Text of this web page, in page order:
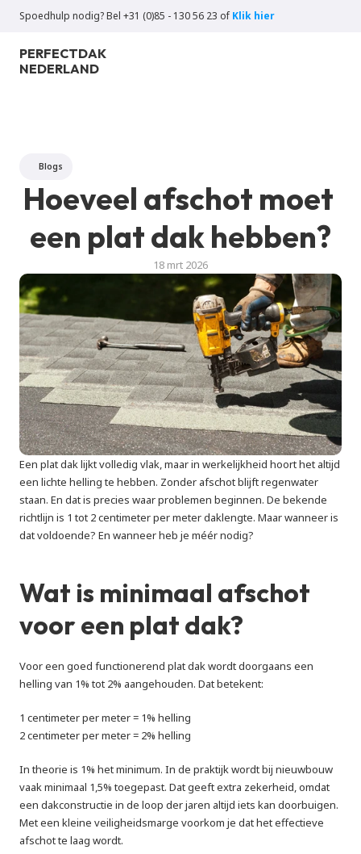
Spoedhulp nodig? Bel +31 (0)85 - 130 56 23 of Klik hier
PERFECTDAK
NEDERLAND
Blogs
Hoeveel afschot moet
een plat dak hebben?
18 mrt 2026
Een plat dak lijkt volledig vlak, maar in werkelijkheid hoort het altijd
een lichte helling te hebben. Zonder afschot blijft regenwater
staan. En dat is precies waar problemen beginnen. De bekende
richtlijn is 1 tot 2 centimeter per meter daklengte. Maar wanneer is
dat voldoende? En wanneer heb je méér nodig?
Wat is minimaal afschot
voor een plat dak?
Voor een goed functionerend plat dak wordt doorgaans een
helling van 1% tot 2% aangehouden. Dat betekent:
1 centimeter per meter = 1% helling
2 centimeter per meter = 2% helling
In theorie is 1% het minimum. In de praktijk wordt bij nieuwbouw
vaak minimaal 1,5% toegepast. Dat geeft extra zekerheid, omdat
een dakconstructie in de loop der jaren altijd iets kan doorbuigen.
Met een kleine veiligheidsmarge voorkom je dat het effectieve
afschot te laag wordt.